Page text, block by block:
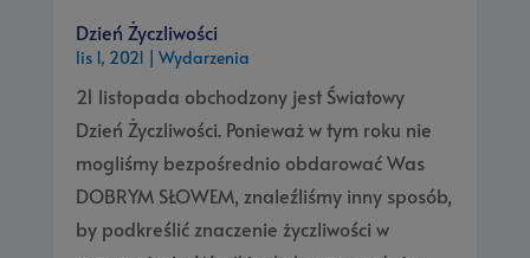
Dzień Życzliwości
lis 1, 2021 Wydarzenia
21 listopada obchodzony jest Światowy
Dzień Życzliwości. Ponieważ w tym roku nie
mogliśmy bezpośrednio obdarować Was
DOBRYM SŁOWEM, znaleźliśmy inny sposób,
by podkreślić znaczenie życzliwości w